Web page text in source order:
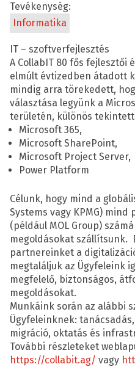
Tevékenység:
Informatika
IT – szoftverfejlesztés
A CollabIT 80 fős fejlesztői
elmúlt évtizedben átadott
mindig arra törekedett,
választása legyünk a
területén, különös
Microsoft 365,
Microsoft SharePoint,
Microsoft Project Server,
Power Platform
Célunk, hogy mind a
Systems vagy KPMG)
(például MOL Group)
megoldásokat szállítsunk.
partnereinket a
megtaláljuk az Ügyfeleink
megfelelő, biztonságos,
megoldásokat.
Munkáink során az alábbi
Ügyfeleinknek:
migráció, oktatás és
További részleteket
https://collabit.ag/ vagy